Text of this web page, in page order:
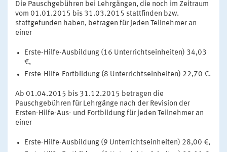
Die Pauschgebühren bei Lehrgängen, die noch im Zeitraum
vom 01.01.2015 bis 31.03.2015 stattfinden bzw.
stattgefunden haben, betragen für jeden Teilnehmer an
einer
Erste-Hilfe-Ausbildung (16 Unterrichtseinheiten) 34,03
€,
Erste-Hilfe-Fortbildung (8 Unterrichtseinheiten) 22,70 €.
Ab 01.04.2015 bis 31.12.2015 betragen die
Pauschgebühren für Lehrgänge nach der Revision der
Ersten-Hilfe-Aus- und Fortbildung für jeden Teilnehmer an
einer
Erste-Hilfe-Ausbildung (9 Unterrichtseinheiten) 28,00 €,